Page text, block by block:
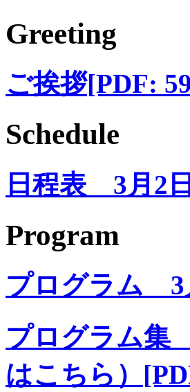
Greeting
ご挨拶[PDF:
Schedule
日程表 3月2
Program
プログラム 3
プログラム集
はこちら）